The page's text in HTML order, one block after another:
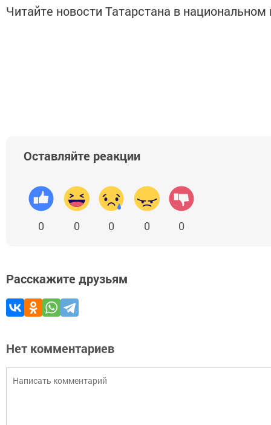
Читайте новости Татарстана в
Оставляйте реакции
0 0 0 0 0
Расскажите друзьям
Нет комментариев